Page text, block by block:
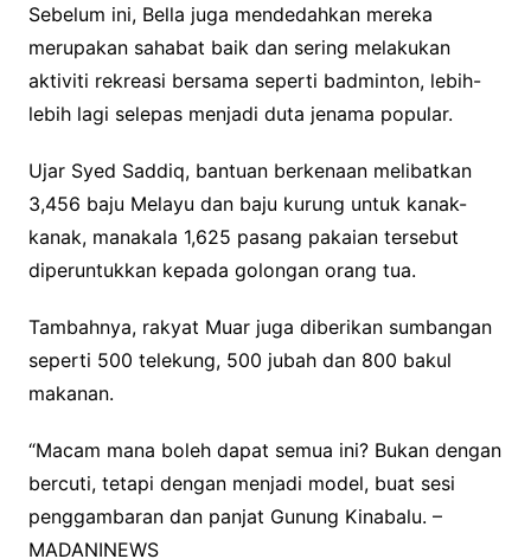
Sebelum ini, Bella juga mendedahkan mereka
merupakan sahabat baik dan sering melakukan
aktiviti rekreasi bersama seperti badminton, lebih-
lebih lagi selepas menjadi duta jenama popular.
Ujar Syed Saddiq, bantuan berkenaan melibatkan
3,456 baju Melayu dan baju kurung untuk kanak-
kanak, manakala 1,625 pasang pakaian tersebut
diperuntukkan kepada golongan orang tua.
Tambahnya, rakyat Muar juga diberikan sumbangan
seperti 500 telekung, 500 jubah dan 800 bakul
makanan.
“Macam mana boleh dapat semua ini? Bukan dengan
bercuti, tetapi dengan menjadi model, buat sesi
penggambaran dan panjat Gunung Kinabalu. –
MADANINEWS